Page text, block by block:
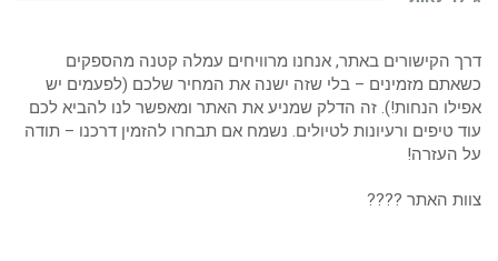
דרך הקישורים באתר, אנחנו מרוויחים עמלה קטנה מהספקים
כשאתם מזמינים – בלי שזה ישנה את המחיר שלכם (לפעמים יש
אפילו הנחות!). זה הדלק שמניע את האתר ומאפשר לנו להביא לכם
עוד טיפים ורעיונות לטיולים. נשמח אם תבחרו להזמין דרכנו – תודה
על העזרה!
צוות האתר ????